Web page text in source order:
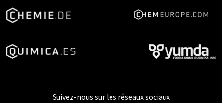
Suivez-nous sur les réseaux sociaux